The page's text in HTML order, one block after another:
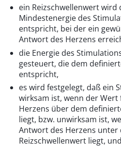
ein Reizschwellenwert
Mindestenergie des
entspricht, bei der ein
Antwort des Herzens
die Energie des
gesteuert, die dem
entspricht,
es wird festgelegt, daß ein
wirksam ist, wenn der
Herzens über dem
liegt, bzw. unwirksam ist,
Antwort des Herzens
Reizschwellenwert liegt, und